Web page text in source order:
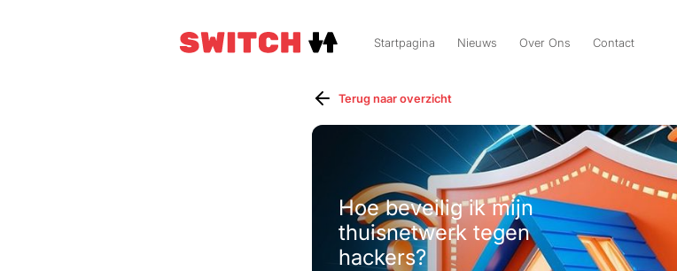
Startpagina Nieuws Over Ons Contact
Terug naar overzicht
Hoe beveilig ik mijn
thuisnetwerk tegen
hackers?